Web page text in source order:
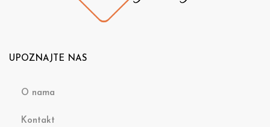
UPOZNAJTE NAS
O nama
Kontakt